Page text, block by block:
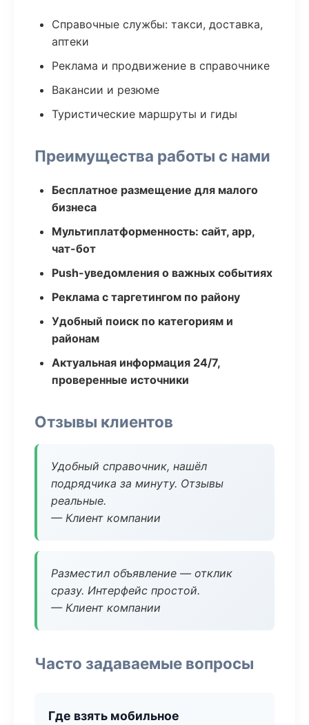
Справочные службы: такси, доставка,
аптеки
Реклама и продвижение в справочнике
Вакансии и резюме
Туристические маршруты и гиды
Преимущества работы с нами
Бесплатное размещение для малого
бизнеса
Мультиплатформенность: сайт, app,
чат-бот
Push-уведомления о важных событиях
Реклама с таргетингом по району
Удобный поиск по категориям и
районам
Актуальная информация 24/7,
проверенные источники
Отзывы клиентов
Удобный справочник, нашёл
подрядчика за минуту. Отзывы
реальные.
— Клиент компании
Разместил объявление — отклик
сразу. Интерфейс простой.
— Клиент компании
Часто задаваемые вопросы
Где взять мобильное